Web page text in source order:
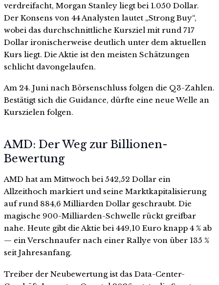
verdreifacht, Morgan Stanley liegt bei 1.050 Dollar.
Der Konsens von 44 Analysten lautet „Strong Buy“,
wobei das durchschnittliche Kursziel mit rund 717
Dollar ironischerweise deutlich unter dem aktuellen
Kurs liegt. Die Aktie ist den meisten Schätzungen
schlicht davongelaufen.
Am 24. Juni nach Börsenschluss folgen die Q3-Zahlen.
Bestätigt sich die Guidance, dürfte eine neue Welle an
Kurszielen folgen.
AMD: Der Weg zur Billionen-
Bewertung
AMD hat am Mittwoch bei 542,52 Dollar ein
Allzeithoch markiert und seine Marktkapitalisierung
auf rund 884,6 Milliarden Dollar geschraubt. Die
magische 900-Milliarden-Schwelle rückt greifbar
nahe. Heute gibt die Aktie bei 449,10 Euro knapp 4 % ab
— ein Verschnaufer nach einer Rallye von über 135 %
seit Jahresanfang.
Treiber der Neubewertung ist das Data-Center-